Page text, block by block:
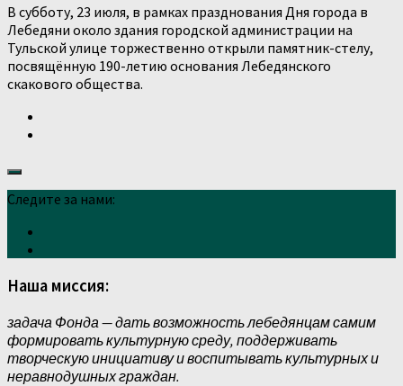
В субботу, 23 июля, в рамках празднования Дня города в
Лебедяни около здания городской администрации на
Тульской улице торжественно открыли памятник-стелу,
посвящённую 190-летию основания Лебедянского
скакового общества.
Следите за нами:
Наша миссия:
задача Фонда — дать возможность лебедянцам самим
формировать культурную среду, поддерживать
творческую инициативу и воспитывать культурных и
неравнодушных граждан.